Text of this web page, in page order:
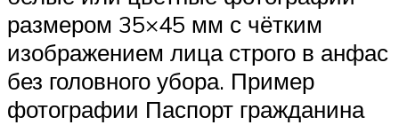
размером 35×45 мм с чётким
изображением лица строго в анфас
без головного убора. Пример
фотографии Паспорт гражданина